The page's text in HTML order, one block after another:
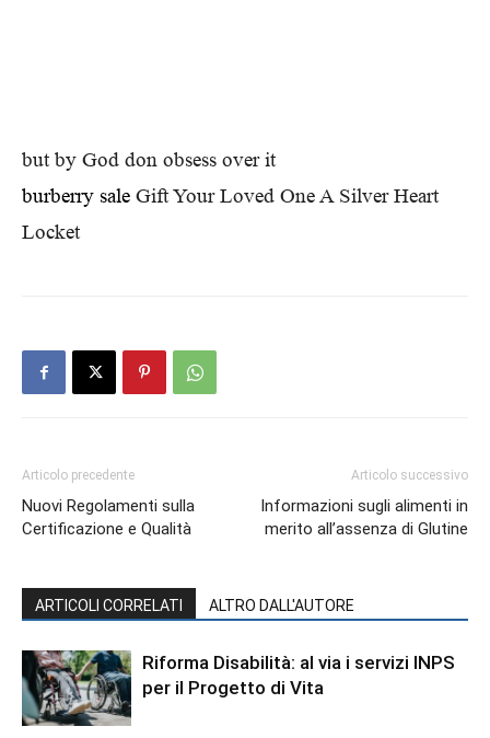
but by God don obsess over it
burberry sale Gift Your Loved One A Silver Heart
Locket
Articolo precedente
Nuovi Regolamenti sulla
Certificazione e Qualità
Articolo successivo
Informazioni sugli alimenti in
merito all’assenza di Glutine
ARTICOLI CORRELATI ALTRO DALL'AUTORE
Riforma Disabilità: al via i servizi INPS
per il Progetto di Vita